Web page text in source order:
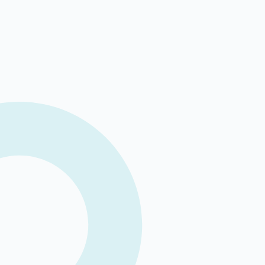
Herstel begint met aandacht! Hoe
PhysiqCare verder kijkt dan je klacht!
Pijn verdwijnt niet als je de verkeerde plek
behandelt. Ontdek hoe PhysiqCare verder kijkt.